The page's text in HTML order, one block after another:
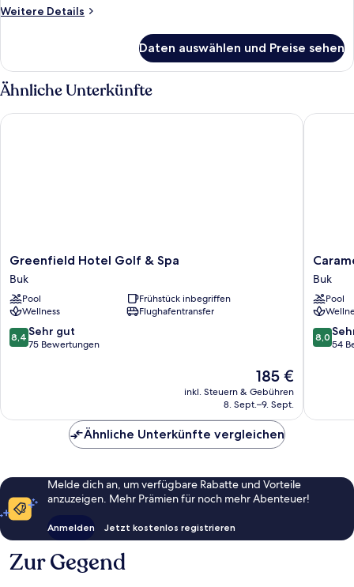
anzeigen
Weitere Details
Weitere
Doppelzimmer,
Nichtraucher
(West
Daten auswählen und Preise sehen
Ähnliche Unterkünfte
Greenfield
Hotel
Golf
&
Spa
Buk
Greenfield Hotel Golf & Spa
Buk
Pool
Frühstück inbegriffen
Wellness
Flughafentransfer
8.4
von
Bewertungen
8,4 Sehr gut
75 Bewertungen
Der
Preis
beträgt
185 €
inkl. Steuern & Gebühren
8. Sept.–9. Sept.
Greenfield Hotel Golf & Spa
Caramell
Resort
Buk
Buk
Pool
8.0
von
8,0
54
Ähnliche Unterkünfte vergleichen
Melde dich an, um verfügbare Rabatte und Vorteile
anzuzeigen. Mehr Prämien für noch mehr Abenteuer!
Anmelden Jetzt kostenlos registrieren
Zur Gegend